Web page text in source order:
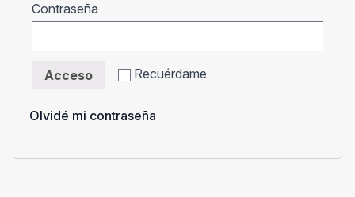
Contraseña
Recuérdame
Acceso
Olvidé mi contraseña